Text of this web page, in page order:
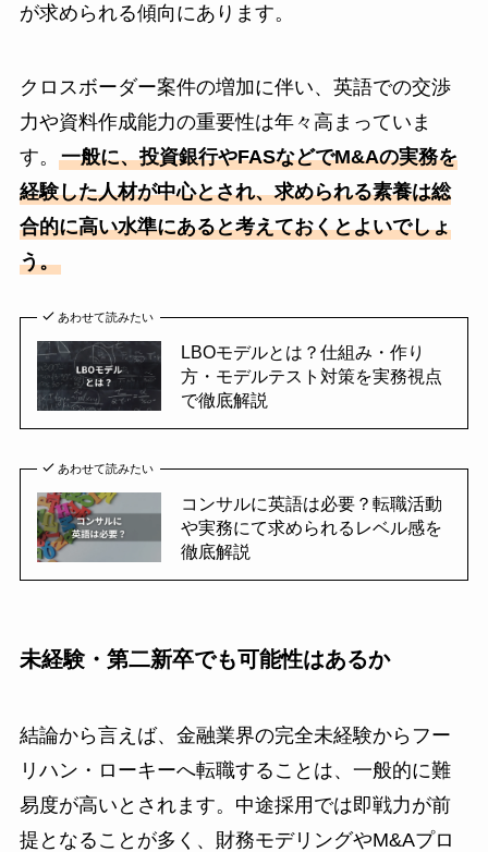
が求められる傾向にあります。
クロスボーダー案件の増加に伴い、英語での交渉
力や資料作成能力の重要性は年々高まっていま
す。 一般に、投資銀行やFASなどでM&Aの実務を
経験した人材が中心とされ、求められる素養は総
合的に高い水準にあると考えておくとよいでしょ
う。
あわせて読みたい
LBOモデルとは？仕組み・作り
方・モデルテスト対策を実務視点
で徹底解説
あわせて読みたい
コンサルに英語は必要？転職活動
や実務にて求められるレベル感を
徹底解説
未経験・第二新卒でも可能性はあるか
結論から言えば、金融業界の完全未経験からフー
リハン・ローキーへ転職することは、一般的に難
易度が高いとされます。中途採用では即戦力が前
提となることが多く、財務モデリングやM&Aプロ